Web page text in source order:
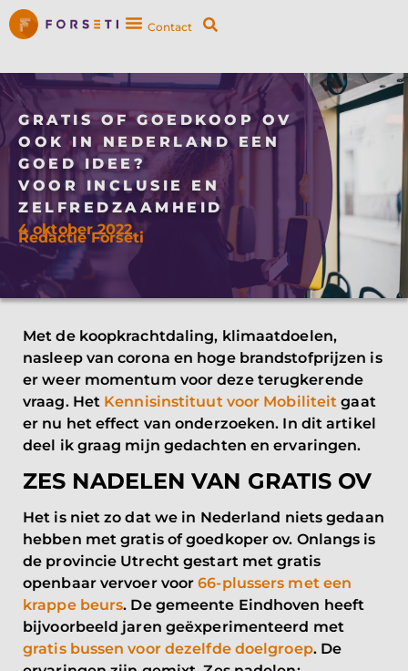
Contact
GRATIS OF GOEDKOOP OV
OOK IN NEDERLAND EEN
GOED IDEE?
VOOR INCLUSIE EN
ZELFREDZAAMHEID
4 oktober 2022
Redactie Forseti
Met de koopkrachtdaling, klimaatdoelen,
nasleep van corona en hoge brandstofprijzen is
er weer momentum voor deze terugkerende
vraag. Het Kennisinstituut voor Mobiliteit gaat
er nu het effect van onderzoeken. In dit artikel
deel ik graag mijn gedachten en ervaringen.
ZES NADELEN VAN GRATIS OV
Het is niet zo dat we in Nederland niets gedaan
hebben met gratis of goedkoper ov. Onlangs is
de provincie Utrecht gestart met gratis
openbaar vervoer voor66-plussers met een
krappe beurs. De gemeente Eindhoven heeft
bijvoorbeeld jaren geëxperimenteerd met
gratis bussen voor dezelfde doelgroep. De